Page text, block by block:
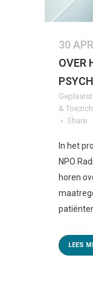
30 APR
OVER
&
Share
In het
NPO
horen
LEES